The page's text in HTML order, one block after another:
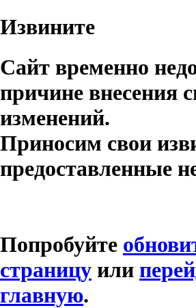
Извините
Сайт временно
причине внесения
изменений.
Приносим свои
предоставленные
Попробуйте
страницу или
главную.